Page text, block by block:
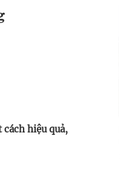
cách hiệu quả,